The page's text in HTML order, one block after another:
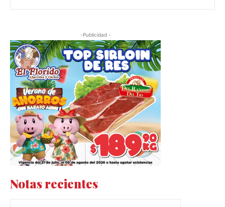
-Publicidad -
Notas recientes